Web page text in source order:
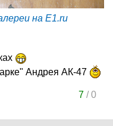
на E1.ru
Андрея АК-47
7/0